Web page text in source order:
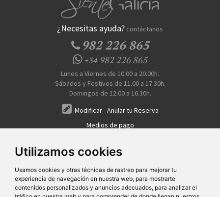
Utilizamos cookies
Usamos cookies y otras técnicas de rastreo para mejorar tu
experiencia de navegación en nuestra web, para mostrarte
contenidos personalizados y anuncios adecuados, para analizar el
¿Necesitas ayuda? contáctanos
982 226 865
+34982 226 865
Lunes a Viernes de 10.00 a 20.00h.
Sábados y Festivos de 11.00 a 17.30h.
Domingos de 12.00 a 16.30h.
Modificar-Anular tu Reserva
Medios de pago